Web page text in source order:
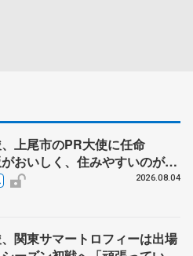
上尾市のPR大使に任命
がおいしく、住みやすいのが魅
2026.08.04
関東サマートロフィーは出場